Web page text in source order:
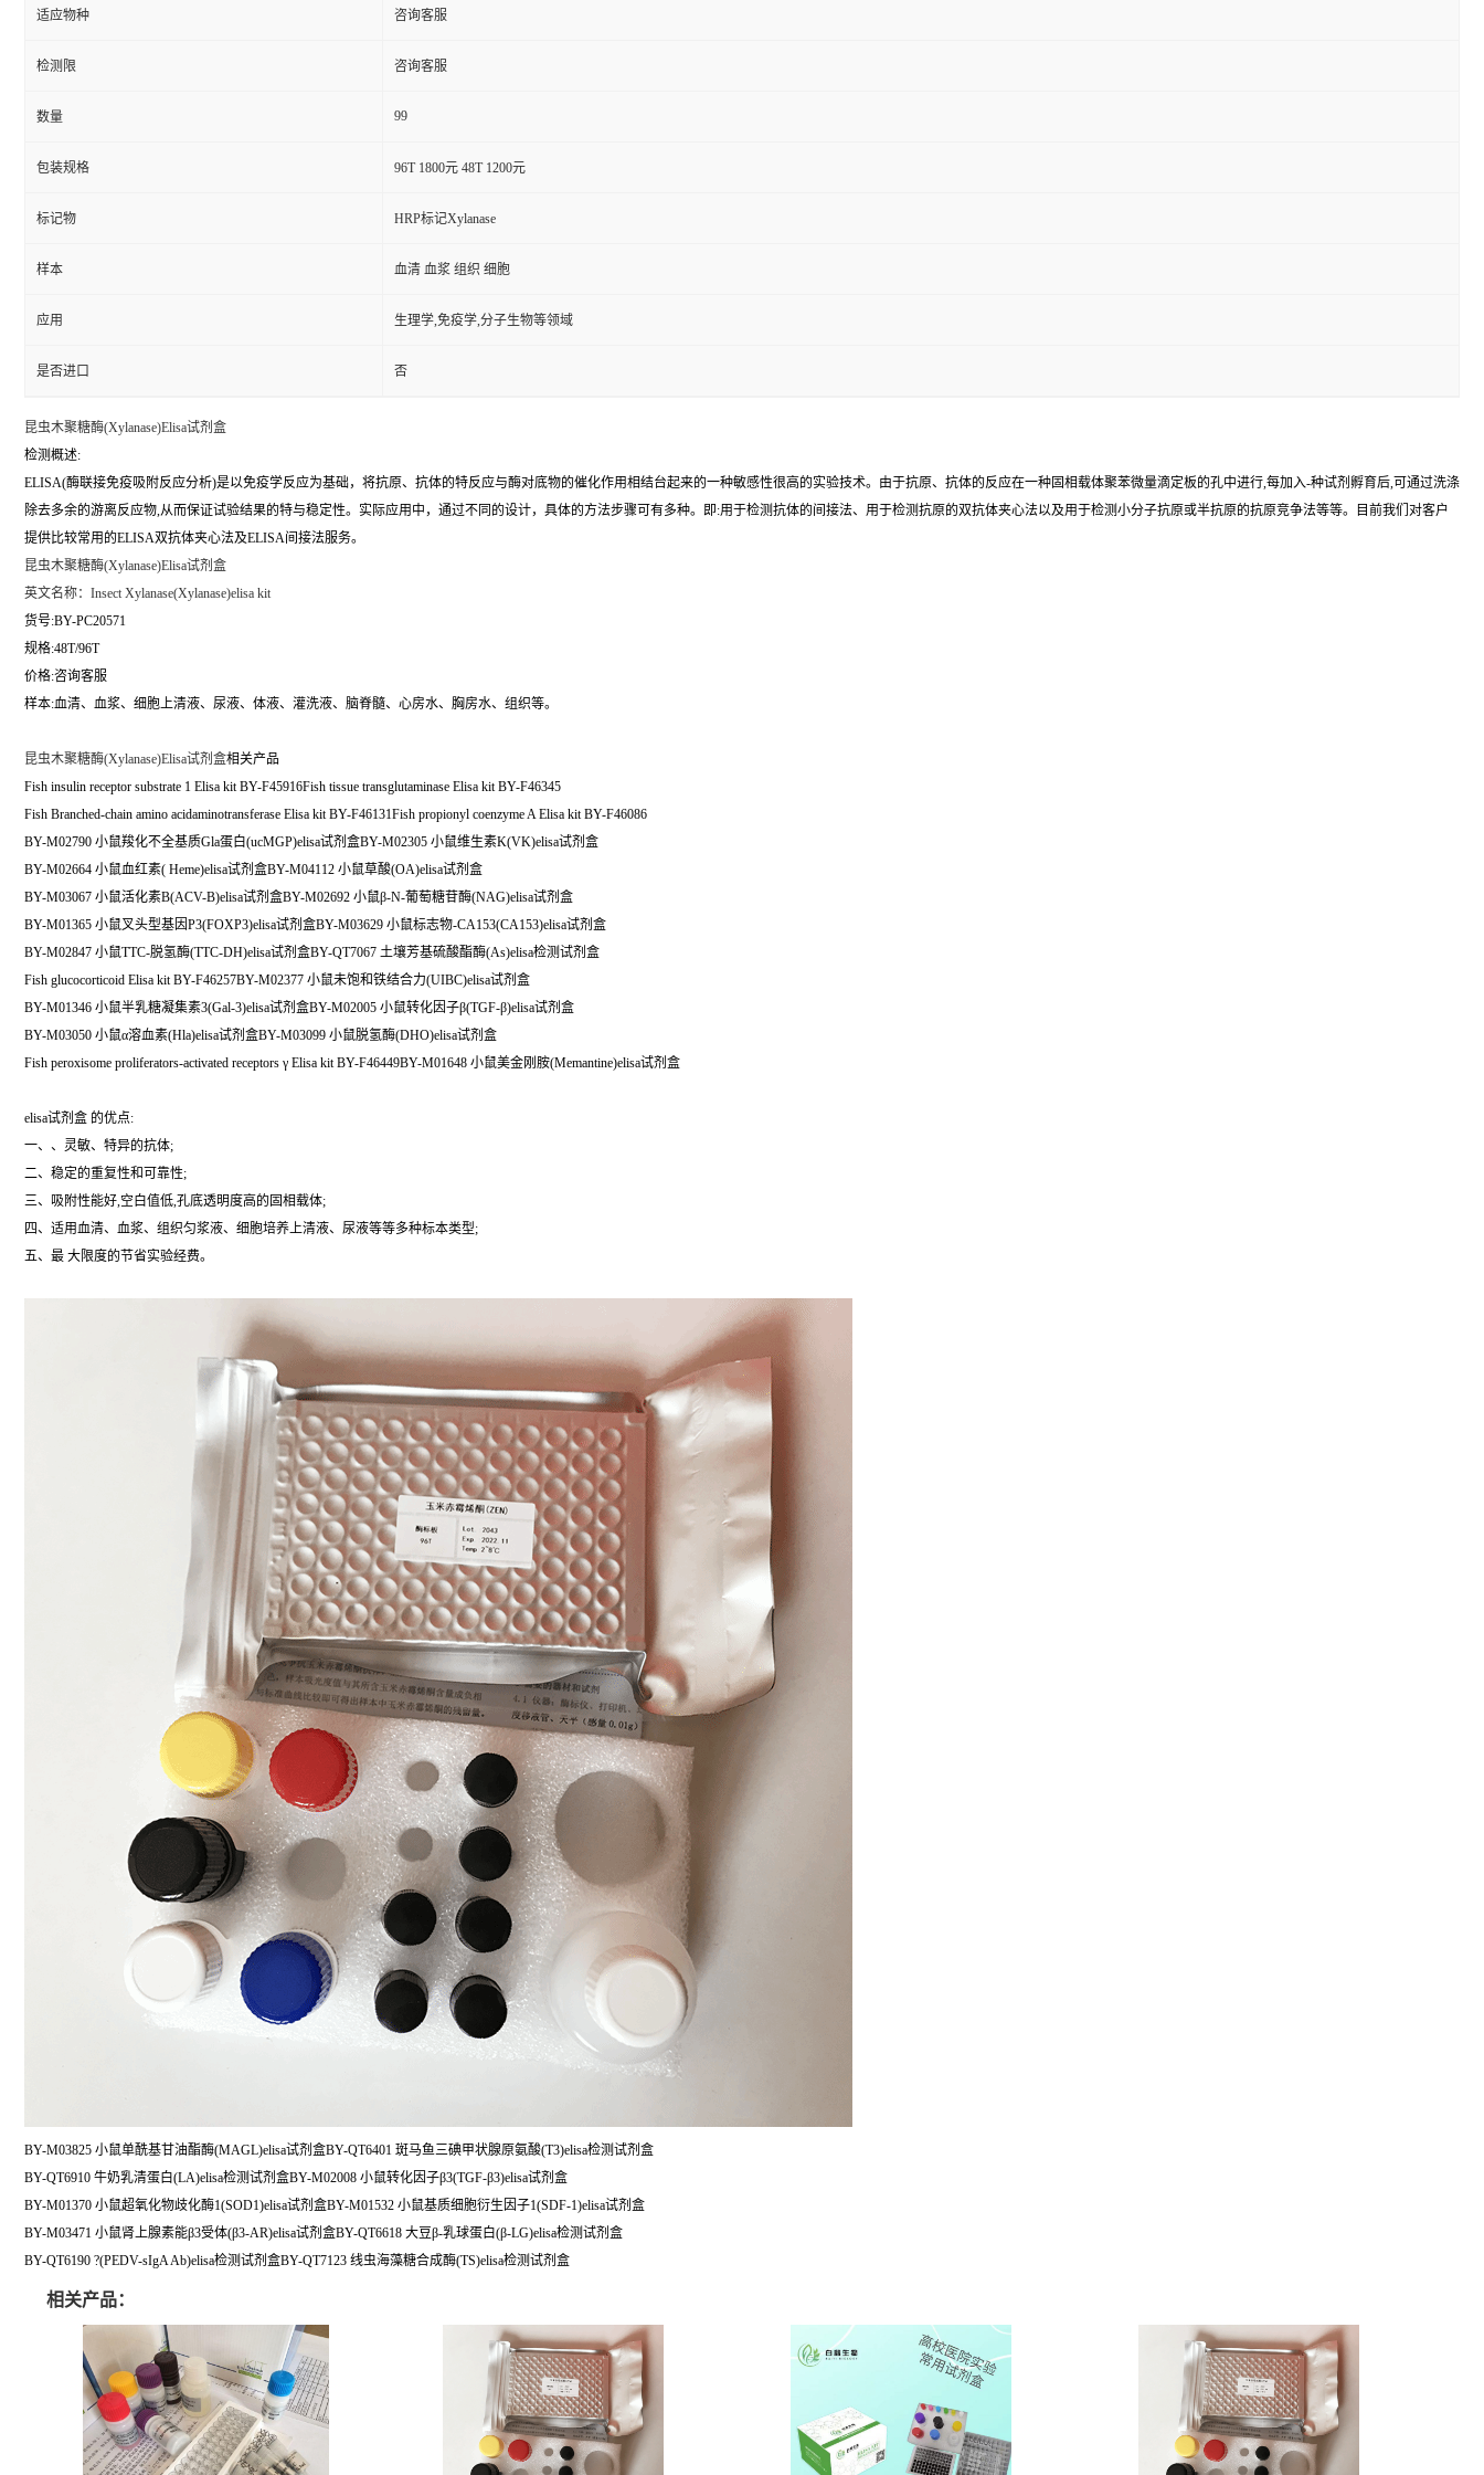
适应物种 咨询客服
检测限 咨询客服
数量 99
包装规格 96T 1800元 48T 1200元
标记物 HRP标记Xylanase
样本 血清 血浆 组织 细胞
应用 生理学,免疫学,分子生物等领域
是否进口 否
昆虫木聚糖酶(Xylanase)Elisa试剂盒
检测概述:
ELISA(酶联接免疫吸附反应分析)是以免疫学反应为基础，将抗原、抗体的特反应与酶对底物的催化作用相结台起来的一种敏感性很高的实验技术。由于抗原、抗体的反应在一种固相载体聚苯微量滴定板的孔中进行,每加入-种试剂孵育后,可通过洗涤
除去多余的游离反应物,从而保证试验结果的特与稳定性。实际应用中，通过不同的设计，具体的方法步骤可有多种。即:用于检测抗体的间接法、用于检测抗原的双抗体夹心法以及用于检测小分子抗原或半抗原的抗原竞争法等等。目前我们对客户
提供比较常用的ELISA双抗体夹心法及ELISA间接法服务。
昆虫木聚糖酶(Xylanase)Elisa试剂盒
英文名称： Insect Xylanase(Xylanase)elisa kit
货号:BY-PC20571
规格:48T/96T
价格:咨询客服
样本:血清、血浆、细胞上清液、尿液、体液、灌洗液、脑脊髓、心房水、胸房水、组织等。
昆虫木聚糖酶(Xylanase)Elisa试剂盒相关产品
Fish insulin receptor substrate 1 Elisa kit BY-F45916Fish tissue transglutaminase Elisa kit BY-F46345
Fish Branched-chain amino acidaminotransferase Elisa kit BY-F46131Fish propionyl coenzyme A Elisa kit BY-F46086
BY-M02790 小鼠羧化不全基质Gla蛋白(ucMGP)elisa试剂盒BY-M02305 小鼠维生素K(VK)elisa试剂盒
BY-M02664 小鼠血红素( Heme)elisa试剂盒BY-M04112 小鼠草酸(OA)elisa试剂盒
BY-M03067 小鼠活化素B(ACV-B)elisa试剂盒BY-M02692 小鼠β-N-葡萄糖苷酶(NAG)elisa试剂盒
BY-M01365 小鼠叉头型基因P3(FOXP3)elisa试剂盒BY-M03629 小鼠标志物-CA153(CA153)elisa试剂盒
BY-M02847 小鼠TTC-脱氢酶(TTC-DH)elisa试剂盒BY-QT7067 土壤芳基硫酸酯酶(As)elisa检测试剂盒
Fish glucocorticoid Elisa kit BY-F46257BY-M02377 小鼠未饱和铁结合力(UIBC)elisa试剂盒
BY-M01346 小鼠半乳糖凝集素3(Gal-3)elisa试剂盒BY-M02005 小鼠转化因子β(TGF-β)elisa试剂盒
BY-M03050 小鼠α溶血素(Hla)elisa试剂盒BY-M03099 小鼠脱氢酶(DHO)elisa试剂盒
Fish peroxisome proliferators-activated receptors γ Elisa kit BY-F46449BY-M01648 小鼠美金刚胺(Memantine)elisa试剂盒
elisa试剂盒 的优点:
一、、灵敏、特异的抗体;
二、稳定的重复性和可靠性;
三、吸附性能好,空白值低,孔底透明度高的固相载体;
四、适用血清、血浆、组织匀浆液、细胞培养上清液、尿液等等多种标本类型;
五、最 大限度的节省实验经费。
BY-M03825 小鼠单酰基甘油酯酶(MAGL)elisa试剂盒BY-QT6401 斑马鱼三碘甲状腺原氨酸(T3)elisa检测试剂盒
BY-QT6910 牛奶乳清蛋白(LA)elisa检测试剂盒BY-M02008 小鼠转化因子β3(TGF-β3)elisa试剂盒
BY-M01370 小鼠超氧化物歧化酶1(SOD1)elisa试剂盒BY-M01532 小鼠基质细胞衍生因子1(SDF-1)elisa试剂盒
BY-M03471 小鼠肾上腺素能β3受体(β3-AR)elisa试剂盒BY-QT6618 大豆β-乳球蛋白(β-LG)elisa检测试剂盒
BY-QT6190 ?(PEDV-sIgA Ab)elisa检测试剂盒BY-QT7123 线虫海藻糖合成酶(TS)elisa检测试剂盒
相关产品：